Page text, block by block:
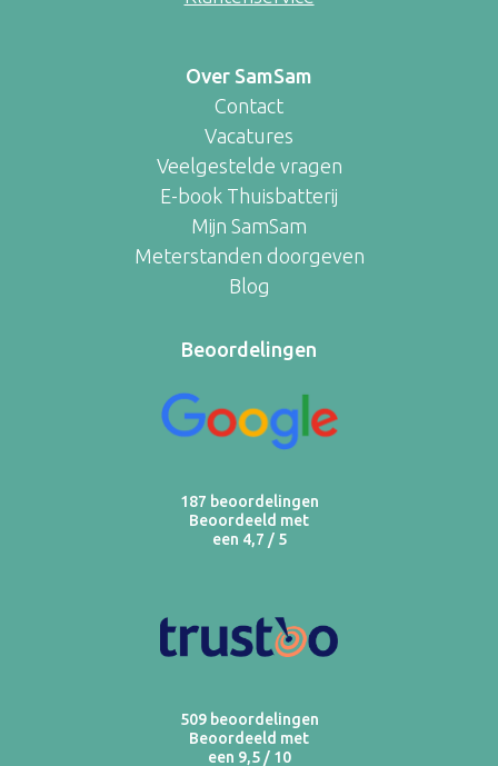
Over SamSam
Contact
Vacatures
Veelgestelde vragen
E-book Thuisbatterij
Mijn SamSam
Meterstanden doorgeven
Blog
Beoordelingen
187 beoordelingen
Beoordeeld met
een 4,7 / 5
509 beoordelingen
Beoordeeld met
een 9,5 / 10